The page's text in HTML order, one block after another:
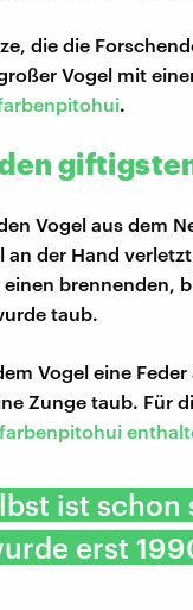
die die
Vogel mit
.
Vogel aus dem
an der Hand
brennenden,
taub.
Vogel eine
Zunge taub. Für
ist schon
erst